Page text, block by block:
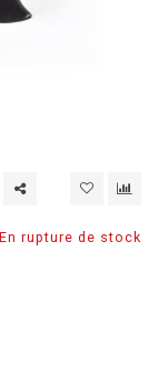
En rupture de stock